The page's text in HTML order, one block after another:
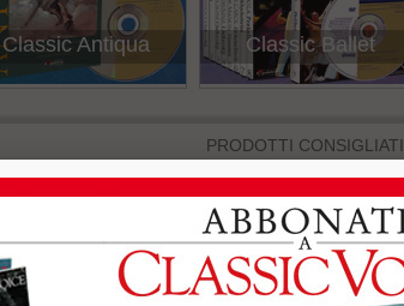
Classic Ballet Classic Opera
PRODOTTI CONSIGLIATI